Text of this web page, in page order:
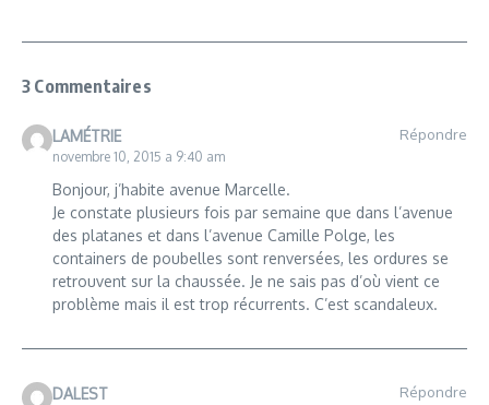
3 Commentaires
LAMÉTRIE
novembre 10, 2015 a 9:40 am
Répondre
Bonjour, j’habite avenue Marcelle.
Je constate plusieurs fois par semaine que dans l’avenue
des platanes et dans l’avenue Camille Polge, les
containers de poubelles sont renversées, les ordures se
retrouvent sur la chaussée. Je ne sais pas d’où vient ce
problème mais il est trop récurrents. C’est scandaleux.
DALEST Répondre